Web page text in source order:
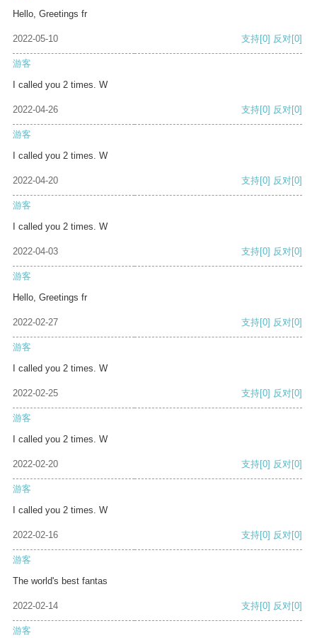
Hello, Greetings fr
2022-05-10 支持[0] 反对[0]
游客
I called you 2 times. W
2022-04-26 支持[0] 反对[0]
游客
I called you 2 times. W
2022-04-20 支持[0] 反对[0]
游客
I called you 2 times. W
2022-04-03 支持[0] 反对[0]
游客
Hello, Greetings fr
2022-02-27 支持[0] 反对[0]
游客
I called you 2 times. W
2022-02-25 支持[0] 反对[0]
游客
I called you 2 times. W
2022-02-20 支持[0] 反对[0]
游客
I called you 2 times. W
2022-02-16 支持[0] 反对[0]
游客
The world's best fantas
2022-02-14 支持[0] 反对[0]
游客